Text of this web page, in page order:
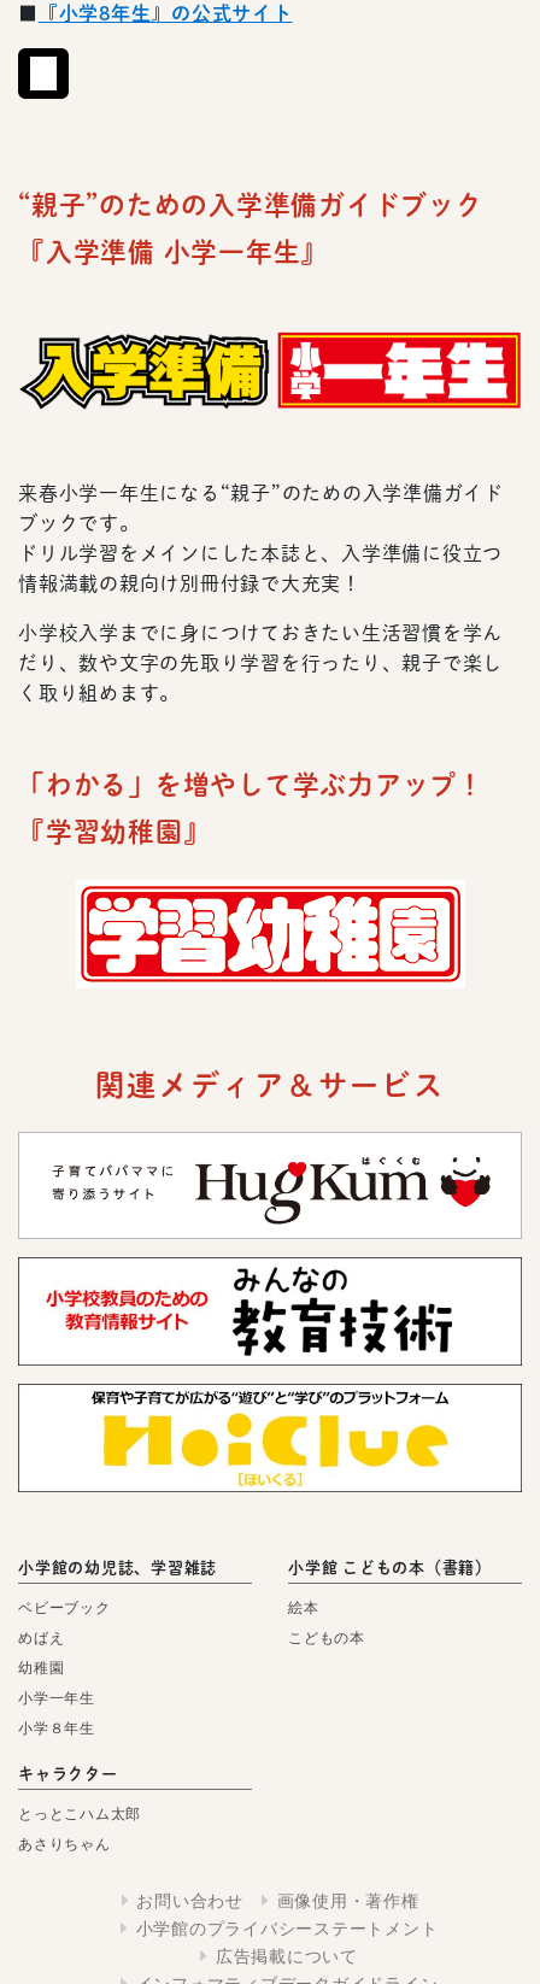
『小学8年生』の公式サイト
“親子”のための入学準備ガイドブック
『入学準備 小学一年生』
来春小学一年生になる“親子”のための入学準備ガイド
ブックです。
ドリル学習をメインにした本誌と、入学準備に役立つ
情報満載の親向け別冊付録で大充実！
小学校入学までに身につけておきたい生活習慣を学ん
だり、数や文字の先取り学習を行ったり、親子で楽し
く取り組めます。
「わかる」を増やして学ぶ力アップ！
『学習幼稚園』
関連メディア＆サービス
小学館の幼児誌、学習雑誌
ベビーブック
めばえ
幼稚園
小学一年生
小学８年生
小学館 こどもの本（書籍）
絵本
こどもの本
キャラクター
とっとこハム太郎
あさりちゃん
お問い合わせ
画像使用・著作権
小学館のプライバシーステートメント
広告掲載について